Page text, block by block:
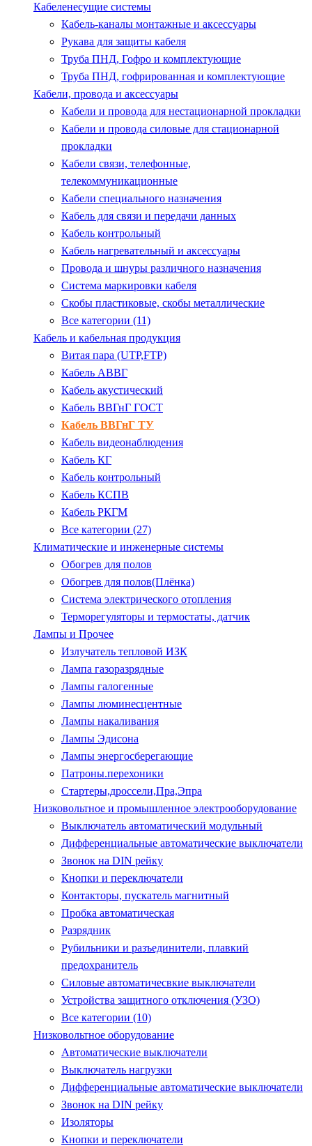
Кабеленесущие системы
Кабель-каналы монтажные и аксессуары
Рукава для защиты кабеля
Труба ПНД, Гофро и комплектующие
Труба ПНД, гофрированная и комплектующие
Кабели, провода и аксессуары
Кабели и провода для нестационарной прокладки
Кабели и провода силовые для стационарной
прокладки
Кабели связи, телефонные,
телекоммуникационные
Кабели специального назначения
Кабель для связи и передачи данных
Кабель контрольный
Кабель нагревательный и аксессуары
Провода и шнуры различного назначения
Система маркировки кабеля
Скобы пластиковые, скобы металлические
Все категории (11)
Кабель и кабельная продукция
Витая пара (UTP,FTP)
Кабель АВВГ
Кабель акустический
Кабель ВВГнГ ГОСТ
Кабель ВВГнГ ТУ
Кабель видеонаблюдения
Кабель КГ
Кабель контрольный
Кабель КСПВ
Кабель РКГМ
Все категории (27)
Климатические и инженерные системы
Обогрев для полов
Обогрев для полов(Плёнка)
Система электрического отопления
Терморегуляторы и термостаты, датчик
Лампы и Прочее
Излучатель тепловой ИЗК
Лампа газоразрядные
Лампы галогенные
Лампы люминесцентные
Лампы накаливания
Лампы Эдисона
Лампы энергосберегающие
Патроны.перехоники
Стартеры,дроссели,Пра,Эпра
Низковольтное и промышленное электрооборудование
Выключатель автоматический модульный
Дифференциальные автоматические выключатели
Звонок на DIN рейку
Кнопки и переключатели
Контакторы, пускатель магнитный
Пробка автоматическая
Разрядник
Рубильники и разъединители, плавкий
предохранитель
Силовые автоматичесвкие выключатели
Устройства защитного отключения (УЗО)
Все категории (10)
Низковольтное оборудование
Автоматические выключатели
Выключатель нагрузки
Дифференциальные автоматические выключатели
Звонок на DIN рейку
Изоляторы
Кнопки и переключатели